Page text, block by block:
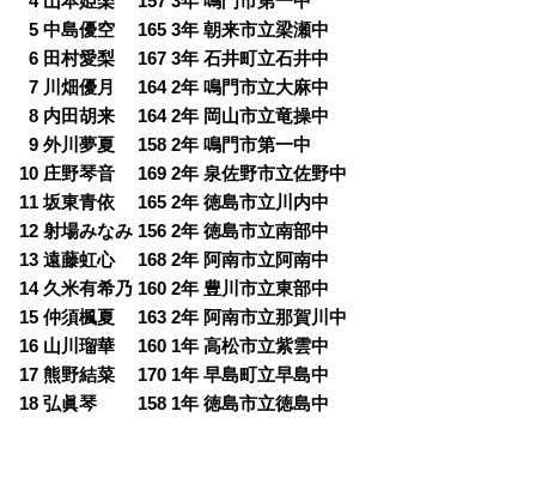
05 中島優空 165 3年 朝来市立梁瀬中
06 田村愛梨 167 3年 石井町立石井中
07 川畑優月 164 2年 鳴門市立大麻中
08 内田胡来 164 2年 岡山市立竜操中
09 外川夢夏 158 2年 鳴門市第一中
10 庄野琴音 169 2年 泉佐野市立佐野中
11 坂東青依 165 2年 徳島市立川内中
12 射場みなみ 156 2年 徳島市立南部中
13 遠藤虹心 168 2年 阿南市立阿南中
14 久米有希乃 160 2年 豊川市立東部中
15 仲須楓夏 163 2年 阿南市立那賀川中
16 山川瑠華 160 1年 高松市立紫雲中
17 熊野結菜 170 1年 早島町立早島中
18 弘眞琴 158 1年 徳島市立徳島中